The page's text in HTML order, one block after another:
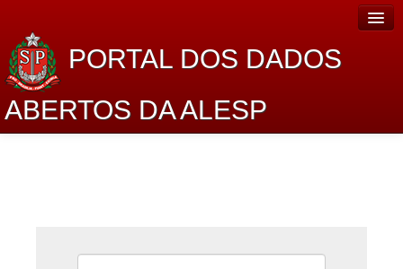
PORTAL DOS DADOS
ABERTOS DA ALESP
Lei de Acesso à Informação